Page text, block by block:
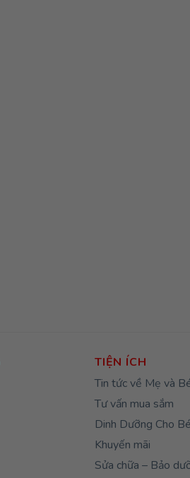
TIỆN ÍCH
Tin tức về Mẹ và
Tư vấn mua sắm
Dinh Dưỡng Cho Bé
Khuyến mãi
Sửa chữa – Bảo